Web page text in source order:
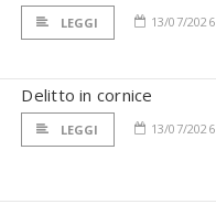
LEGGI 13/07/2026
Delitto in cornice
LEGGI 13/07/2026